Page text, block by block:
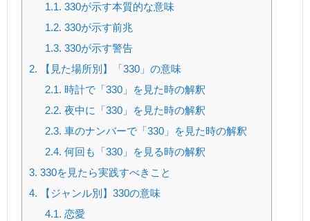
1.1. 330が示す本質的な意味
1.2. 330が示す前兆
1.3. 330が示す警告
2. 【見た場所別】「330」の意味
2.1. 時計で「330」を見た時の解釈
2.2. 夜中に「330」を見た時の解釈
2.3. 車のナンバーで「330」を見た時の解釈
2.4. 何回も「330」を見る時の解釈
3. 330を見たら実践すべきこと
4. 【ジャンル別】330の意味
4.1. 恋愛